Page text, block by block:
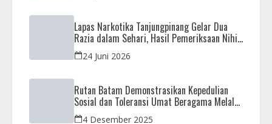
Lapas Narkotika Tanjungpinang Gelar Dua
Razia dalam Sehari, Hasil Pemeriksaan Nihil
Barang Terlarang
24 Juni 2026
Rutan Batam Demonstrasikan Kepedulian
Sosial dan Toleransi Umat Beragama Melalui
Doa Bersama Korban Bencana
4 Desember 2025